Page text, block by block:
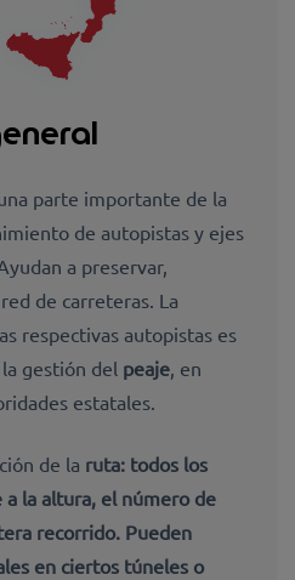
parte importante de la
de autopistas y ejes
a preservar,
de carreteras. La
respectivas autopistas es
gestión del peaje, en
estatales.
de la ruta: todos los
a la altura, el número de
recorrido. Pueden
en ciertos túneles o